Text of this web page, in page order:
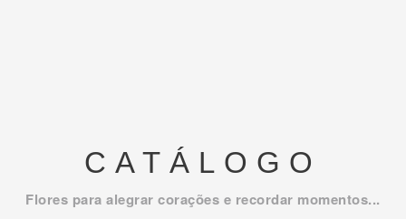
CATÁLOGO
Flores para alegrar corações e recordar momentos...